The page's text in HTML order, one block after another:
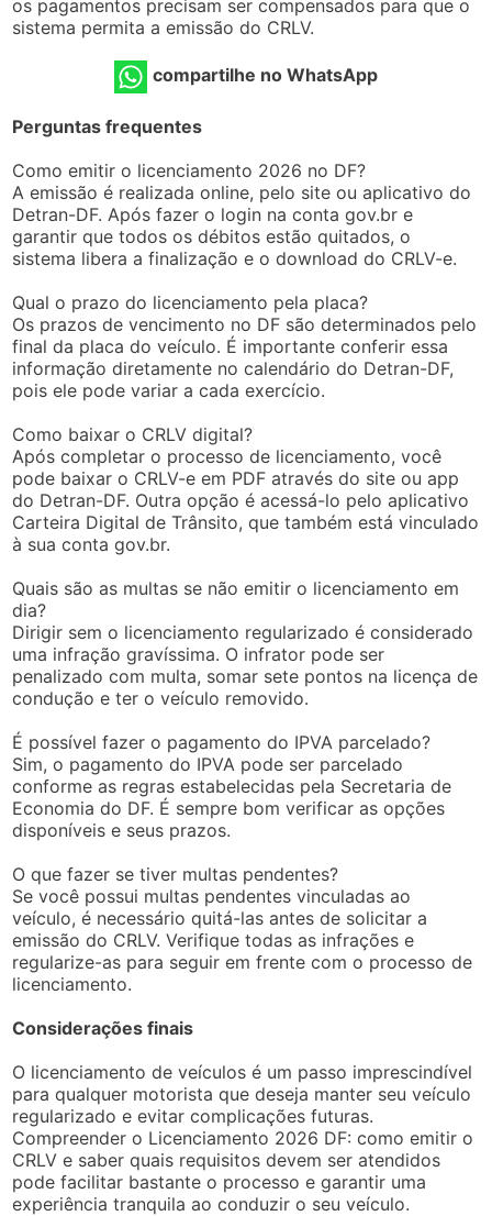
os pagamentos precisam ser compensados para que o
sistema permita a emissão do CRLV.
compartilhe no WhatsApp
Perguntas frequentes
Como emitir o licenciamento 2026 no DF?
A emissão é realizada online, pelo site ou aplicativo do
Detran-DF. Após fazer o login na conta gov.br e
garantir que todos os débitos estão quitados, o
sistema libera a finalização e o download do CRLV-e.
Qual o prazo do licenciamento pela placa?
Os prazos de vencimento no DF são determinados pelo
final da placa do veículo. É importante conferir essa
informação diretamente no calendário do Detran-DF,
pois ele pode variar a cada exercício.
Como baixar o CRLV digital?
Após completar o processo de licenciamento, você
pode baixar o CRLV-e em PDF através do site ou app
do Detran-DF. Outra opção é acessá-lo pelo aplicativo
Carteira Digital de Trânsito, que também está vinculado
à sua conta gov.br.
Quais são as multas se não emitir o licenciamento em
dia?
Dirigir sem o licenciamento regularizado é considerado
uma infração gravíssima. O infrator pode ser
penalizado com multa, somar sete pontos na licença de
condução e ter o veículo removido.
É possível fazer o pagamento do IPVA parcelado?
Sim, o pagamento do IPVA pode ser parcelado
conforme as regras estabelecidas pela Secretaria de
Economia do DF. É sempre bom verificar as opções
disponíveis e seus prazos.
O que fazer se tiver multas pendentes?
Se você possui multas pendentes vinculadas ao
veículo, é necessário quitá-las antes de solicitar a
emissão do CRLV. Verifique todas as infrações e
regularize-as para seguir em frente com o processo de
licenciamento.
Considerações finais
O licenciamento de veículos é um passo imprescindível
para qualquer motorista que deseja manter seu veículo
regularizado e evitar complicações futuras.
Compreender o Licenciamento 2026 DF: como emitir o
CRLV e saber quais requisitos devem ser atendidos
pode facilitar bastante o processo e garantir uma
experiência tranquila ao conduzir o seu veículo.